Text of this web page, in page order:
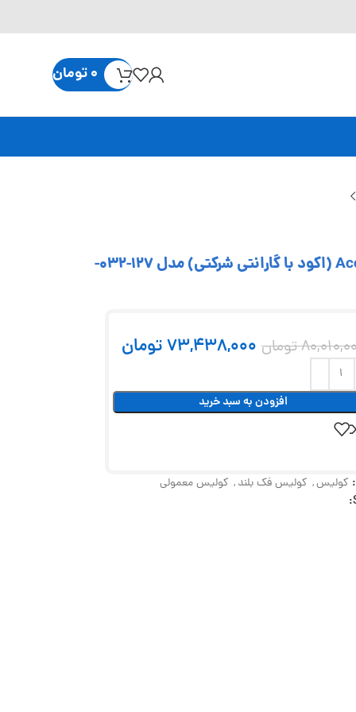
0تومان
کولیس ورنیه 80 سانتی متر فک 15 سانتی متر Accud (اکود با گارانتی شرکتی) مدل 127-032-
تومان 73,438,000تومان
افزودن به سبد خرید
کولیس, کولیس فک بلند, کولیس معمولی